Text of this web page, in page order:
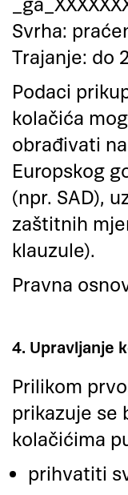
​Svrha:
​Trajanje: do
Podaci
kolačića
obrađivati
Europskog
(npr. SAD),
zaštitnih
klauzule).
Pravna
4. Upravljanje
Prilikom
prikazuje se
kolačićima
prihvatiti